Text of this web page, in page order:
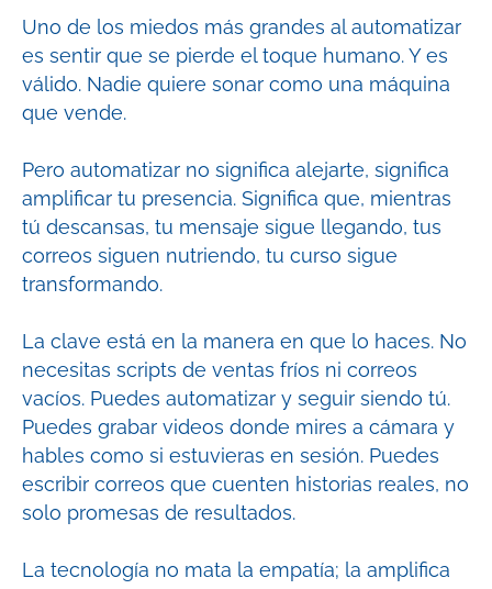
Uno de los miedos más grandes al automatizar
es sentir que se pierde el toque humano. Y es
válido. Nadie quiere sonar como una máquina
que vende.
Pero automatizar no significa alejarte, significa
amplificar tu presencia. Significa que, mientras
tú descansas, tu mensaje sigue llegando, tus
correos siguen nutriendo, tu curso sigue
transformando.
La clave está en la manera en que lo haces. No
necesitas scripts de ventas fríos ni correos
vacíos. Puedes automatizar y seguir siendo tú.
Puedes grabar videos donde mires a cámara y
hables como si estuvieras en sesión. Puedes
escribir correos que cuenten historias reales, no
solo promesas de resultados.
La tecnología no mata la empatía; la amplifica